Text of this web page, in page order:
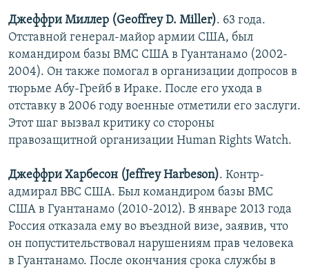
Джеффри Миллер (Geoffrey D. Miller). 63 года.
Отставной генерал-майор армии США, был
командиром базы ВМС США в Гуантанамо (2002-
2004). Он также помогал в организации допросов в
тюрьме Абу-Грейб в Ираке. После его ухода в
отставку в 2006 году военные отметили его заслуги.
Этот шаг вызвал критику со стороны
правозащитной организации Human Rights Watch.
Джеффри Харбесон (Jeffrey Harbeson). Контр-
адмирал ВВС США. Был командиром базы ВМС
США в Гуантанамо (2010-2012). В январе 2013 года
Россия отказала ему во въездной визе, заявив, что
он попустительствовал нарушениям прав человека
в Гуантанамо. После окончания срока службы в